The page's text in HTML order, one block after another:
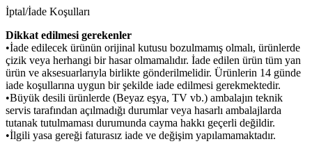
İptal/İade Koşulları
Dikkat edilmesi gerekenler
•İade edilecek ürünün orijinal kutusu bozulmamış olmalı, ürünlerde
çizik veya herhangi bir hasar olmamalıdır. İade edilen ürün tüm yan
ürün ve aksesuarlarıyla birlikte gönderilmelidir. Ürünlerin 14 günde
iade koşullarına uygun bir şekilde iade edilmesi gerekmektedir.
•Büyük desili ürünlerde (Beyaz eşya, TV vb.) ambalajın teknik
servis tarafından açılmadığı durumlar veya hasarlı ambalajlarda
tutanak tutulmaması durumunda cayma hakkı geçerli değildir.
•İlgili yasa gereği faturasız iade ve değişim yapılamamaktadır.